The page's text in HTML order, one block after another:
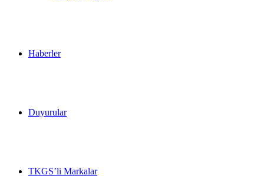
Haberler
Duyurular
TKGS’li Markalar